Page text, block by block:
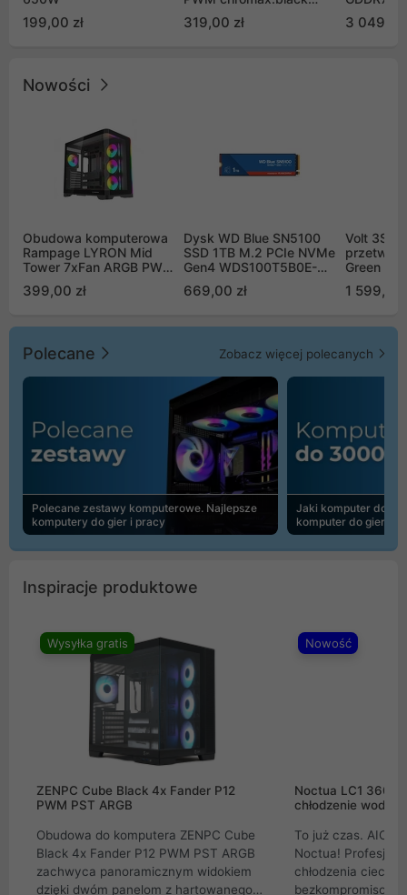
199,00 zł
Push Pull (2szt)
319,00 zł
GB2050S)
3 049,00
Nowości
Obudowa komputerowa
Rampage LYRON Mid
Tower 7xFan ARGB PWM
399,00 zł
Dysk WD Blue SN5100
SSD 1TB M.2 PCIe NVMe
Gen4 WDS100T5B0E-
669,00 zł
Volt
Green
1 599,00
Polecane Zobacz więcej polecanych
Polecane zestawy komputerowe. Najlepsze
komputery do gier i pracy
Jaki komputer do
komputer do gier |
Inspiracje produktowe
Wysyłka gratis
ZENPC Cube Black 4x Fander P12
PWM PST ARGB
Obudowa do komputera ZENPC Cube
Black 4x Fander P12 PWM PST ARGB
zachwyca panoramicznym widokiem
dzięki dwóm panelom z hartowanego
Nowość
Noctua LC1
chłodzenie wodne
To już czas. AIO
Noctua!
chłodzenia cieczą